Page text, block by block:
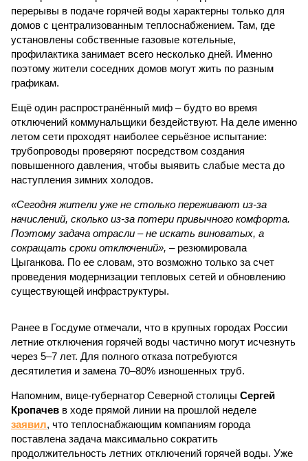
перерывы в подаче горячей воды характерны только для
домов с централизованным теплоснабжением. Там, где
установлены собственные газовые котельные,
профилактика занимает всего несколько дней. Именно
поэтому жители соседних домов могут жить по разным
графикам.
Ещё один распространённый миф – будто во время
отключений коммунальщики бездействуют. На деле именно
летом сети проходят наиболее серьёзное испытание:
трубопроводы проверяют посредством создания
повышенного давления, чтобы выявить слабые места до
наступления зимних холодов.
«Сегодня жители уже не столько переживают из-за
начислений, сколько из-за потери привычного комфорта.
Поэтому задача отрасли – не искать виноватых, а
сокращать сроки отключений», – резюмировала
Цыганкова. По ее словам, это возможно только за счет
проведения модернизации тепловых сетей и обновлению
существующей инфраструктуры.
Ранее в Госдуме отмечали, что в крупных городах России
летние отключения горячей воды частично могут исчезнуть
через 5–7 лет. Для полного отказа потребуются
десятилетия и замена 70–80% изношенных труб.
Напомним, вице-губернатор Северной столицы Сергей
Кропачев в ходе прямой линии на прошлой неделе
заявил, что теплоснабжающим компаниям города
поставлена задача максимально сократить
продолжительность летних отключений горячей воды. Уже